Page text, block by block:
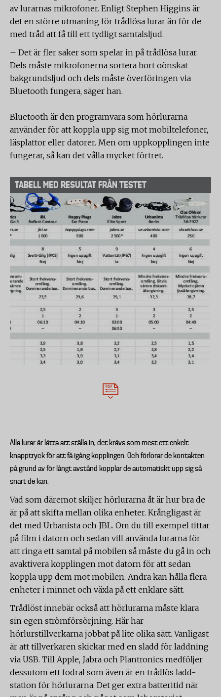
av lurarnas mikrofoner. Enligt Stephen Higgins är
det en större utmaning för trådlösa lurar än för de
med tråd att få till ett tydligt samtalsljud.
– Det är fler saker som spelar in på trådlösa lurar.
Dels måste mikrofonerna sortera bort oönskat
bakgrundsljud och dels måste överföringen via
Bluetooth fungera, säger han.
Bluetooth är den programvara som hörlurarna
använder för att koppla upp sig mot mobiltelefoner,
läsplattor eller datorer. Men om uppkopplingen inte
fungerar, så kan det vålla mycket förtret.
TABELL MED RESULTAT FRÅN TESTET
Alla lurar är lätta att ställa in, det krävs som mest ett enkelt
knapptryck för att få igång kopplingen. Och förlorar de kontakten
på grund av för långt avstånd kopplar de automatiskt upp sig så
snart de kan.
Vad som däremot skiljer hörlurarna åt är hur bra de
är på att skifta mellan olika enheter. Krångligast är
det med Urbanista och JBL. Om du till exempel tittar
på film i datorn och sedan vill använda lurarna för
att ringa ett samtal på mobilen så måste du gå in och
avaktivera kopplingen mot datorn för att sedan
koppla upp dem mot mobilen. Andra kan hålla flera
enheter i minnet och växla på ett enklare sätt.
Trådlöst innebär också att hörlurarna måste klara
sin egen strömförsörjning. Här har
hörlurstillverkarna jobbat på lite olika sätt. Vanligast
är att tillverkaren skickar med en sladd för laddning
via USB. Till Apple, Jabra och Plantronics medföljer
dessutom ett fodral som även är en trådlös ladd-
station för hörlurarna. Det ger extra batteritid när